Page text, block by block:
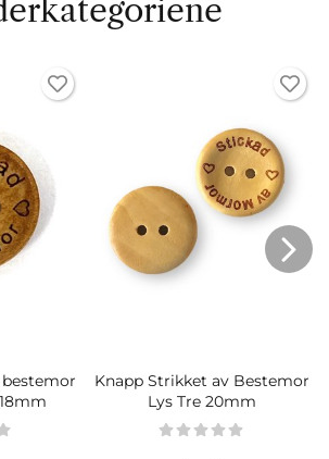
Knapp Strikket av Bestemor
Lys Tre 20mm